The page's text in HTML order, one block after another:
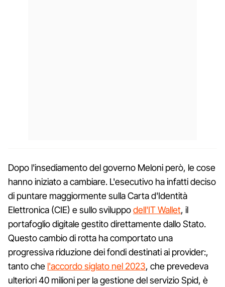
Dopo l'insediamento del governo Meloni però, le cose
hanno iniziato a cambiare. L'esecutivo ha infatti deciso
di puntare maggiormente sulla Carta d'Identità
Elettronica (CIE) e sullo sviluppodell'IT Wallet, il
portafoglio digitale gestito direttamente dallo Stato.
Questo cambio di rotta ha comportato una
progressiva riduzione dei fondi destinati ai provider:,
tanto che l'accordo siglato nel 2023, che prevedeva
ulteriori 40 milioni per la gestione del servizio Spid, è